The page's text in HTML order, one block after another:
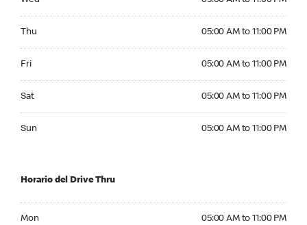
Thu 05:00 AM to 11:00 PM
Fri 05:00 AM to 11:00 PM
Sat 05:00 AM to 11:00 PM
Sun 05:00 AM to 11:00 PM
Horario del Drive Thru
Mon 05:00 AM to 11:00 PM